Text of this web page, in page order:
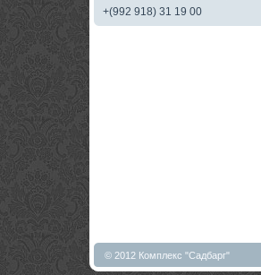
+(992 918) 31 19 00
© 2012 Комплекс "Садбарг"